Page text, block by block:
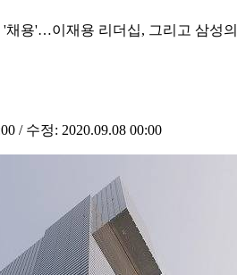
'채용'…이재용 리더십, 그리고 삼성
/ 수정: 2020.09.08 00:00